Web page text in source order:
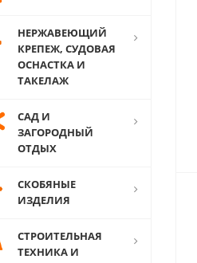
НЕРЖАВЕЮЩИЙ
КРЕПЕЖ, СУДОВАЯ
ОСНАСТКА И
ТАКЕЛАЖ
САД И
ЗАГОРОДНЫЙ
ОТДЫХ
СКОБЯНЫЕ
ИЗДЕЛИЯ
СТРОИТЕЛЬНАЯ
ТЕХНИКА И